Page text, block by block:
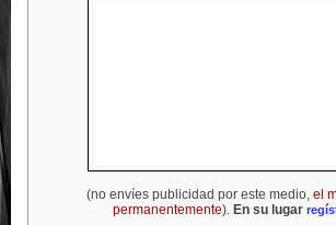
(no envíes publicidad por este medio, el
permanentemente). En su lugar